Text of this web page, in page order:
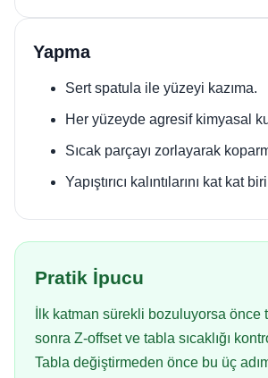
Yapma
Sert spatula ile yüzeyi kazıma.
Her yüzeyde agresif kimyasal
Sıcak parçayı zorlayarak
Yapıştırıcı kalıntılarını kat kat
Pratik İpucu
İlk katman sürekli bozuluyorsa önce
sonra Z-offset ve tabla sıcaklığı
Tabla değiştirmeden önce bu üç